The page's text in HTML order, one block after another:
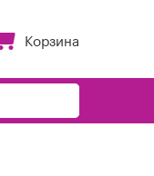
Корзина